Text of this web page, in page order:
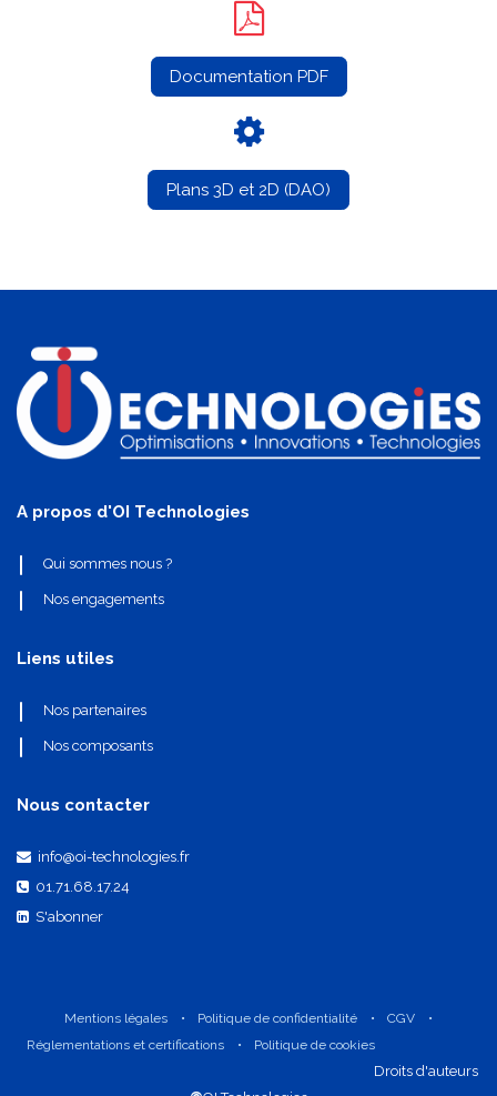
Documentation PDF
Plans 3D et 2D (DAO)
A propos d'OI Technologies
Qui sommes nous ?
Nos engagements
Liens utiles
Nos partenaires
Nos composants
Nous contacter
info@oi-technologies.fr
01.71.68.17.24
S'abonner
Mentions légales • Politique de confidentialité • CGV
•
Réglementations et certifications
• Politique de cookies
​Droits d'auteurs